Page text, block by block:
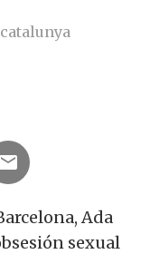
Ada
sexual